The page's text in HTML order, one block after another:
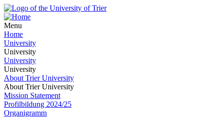
Menu
Home
University
University
University
University
About Trier University
About Trier University
Mission Statement
Profilbildung 2024/25
Organigramm